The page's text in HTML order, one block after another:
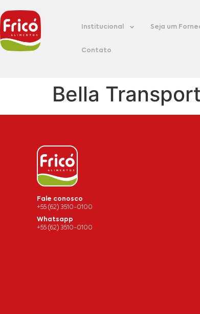
Institucional Seja um
Contato
Bella
Fale conosco
+55 (62) 3510-0100
Whatsapp
+55 (62) 3510-0100